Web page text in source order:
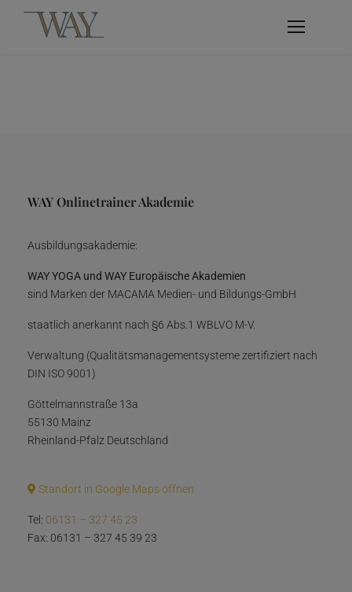
WAY Onlinetrainer Akademie
Ausbildungsakademie:
WAY YOGA und WAY Europäische Akademien
sind Marken der MACAMA Medien- und Bildungs-GmbH
staatlich anerkannt nach §6 Abs.1 WBLVO M-V.
Verwaltung (Qualitätsmanagementsysteme zertifiziert nach
DIN ISO 9001)
Göttelmannstraße 13a
55130 Mainz
Rheinland-Pfalz Deutschland
Standort in Google Maps öffnen
Tel: 06131 – 327 45 23
Fax: 06131 – 327 45 39 23